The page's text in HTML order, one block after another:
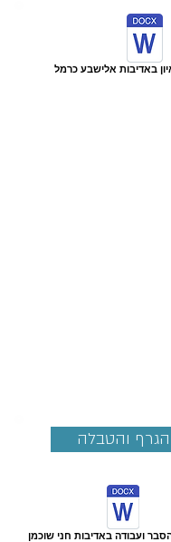
באדיבות אלישבע כרמל
הגרף והטבלה